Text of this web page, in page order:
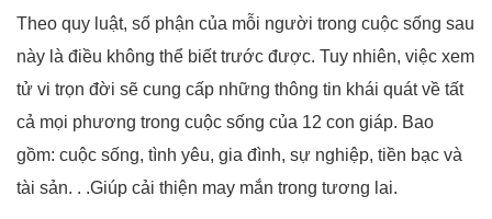
Theo quy luật, số phận của mỗi người trong cuộc sống sau
này là điều không thể biết trước được. Tuy nhiên, việc xem
tử vi trọn đời sẽ cung cấp những thông tin khái quát về tất
cả mọi phương trong cuộc sống của 12 con giáp. Bao
gồm: cuộc sống, tình yêu, gia đình, sự nghiệp, tiền bạc và
tài sản. . .Giúp cải thiện may mắn trong tương lai.